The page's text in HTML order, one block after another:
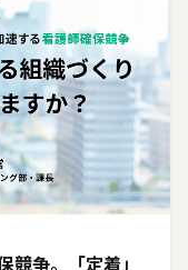
争。「定着」